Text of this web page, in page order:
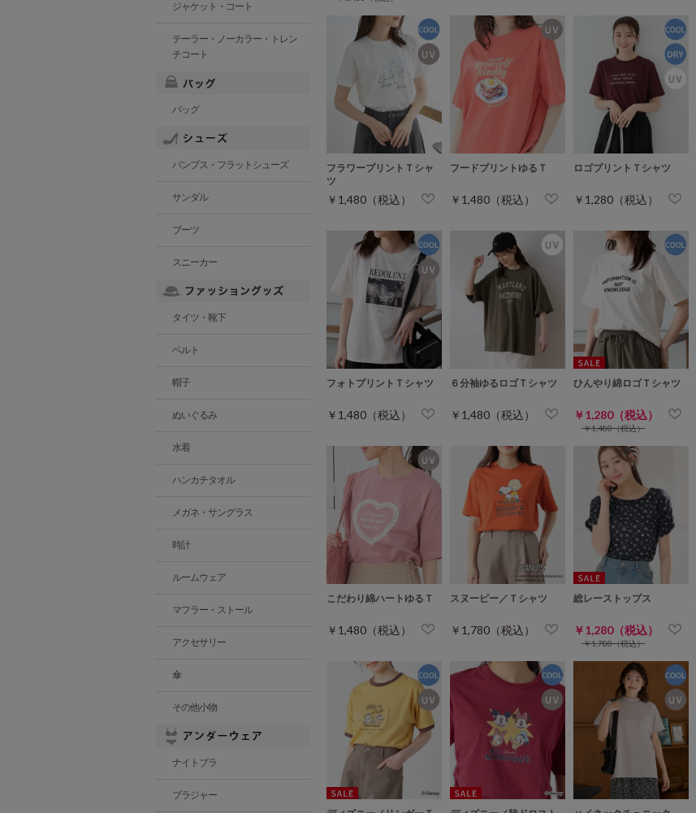
フラワープリントＴシャ
ツ
￥1,480（税込）
フードプリントゆるＴ
￥1,480（税込）
ロゴプリントＴシャツ
￥1,280（税込）
フォトプリントＴシャツ
￥1,480（税込）
６分袖ゆるロゴＴシャツ
￥1,480（税込）
ひんやり綿ロゴＴシャツ
￥1,280（税込）
￥1,480（税込）
こだわり綿ハートゆるＴ
￥1,480（税込）
スヌーピー／Ｔシャツ
￥1,780（税込）
総レーストップス
￥1,280（税込）
￥1,780（税込）
ジャケット・コート
テーラー・ノーカラー・トレン
チコート
バッグ
パンプス・フラットシューズ
サンダル
ブーツ
スニーカー
タイツ・靴下
ベルト
帽子
ぬいぐるみ
水着
ハンカチタオル
メガネ・サングラス
時計
ルームウェア
マフラー・ストール
アクセサリー
傘
その他小物
ナイトブラ
ブラジャー